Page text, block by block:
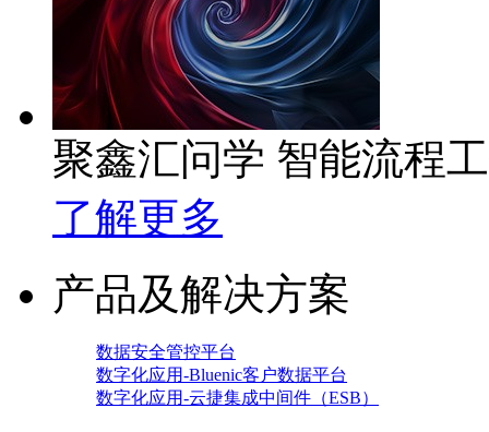
聚鑫汇问学 智能流程
了解更多
产品及解决方案
数据安全管控平台
数字化应用-Bluenic客户数据平台
数字化应用-云捷集成中间件（ESB）